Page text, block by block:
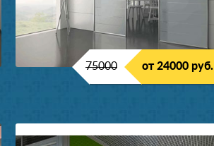
75000 от 24000 руб.